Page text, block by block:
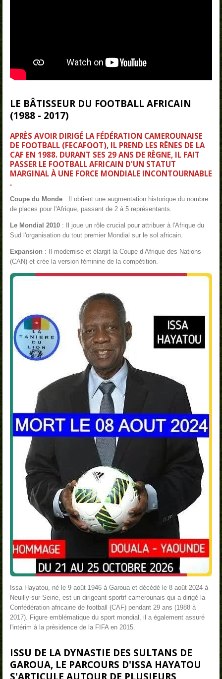
LE BÂTISSEUR DU FOOTBALL AFRICAIN
(1988 - 2017)
APRÈS AVOIR DIRIGÉ LA FÉDÉRATION CAMEROUNAISE
DE FOOTBALL (FECAFOOT), IL PREND LES RÊNES DE LA
CAF EN 1988. DURANT SES 29 ANS DE RÈGNE, IL FAIT
PASSER LE FOOTBALL AFRICAIN D'UN STATUT
MARGINAL À UNE FORCE MONDIALE INCONTOURNABLE
.
Coupe du Monde : Il obtient une augmentation historique du nombre
de places pour l'Afrique, passant de 2 à 5 représentants.
Le Mondial 2010 : Il joue un rôle crucial pour attribuer à l'Afrique du
Sud l'organisation du tout premier Mondial sur le sol africain.
Expansion : Il modernise et élargit la Coupe d’Afrique des Nations
(CAN) et crée la version féminine de la compétition.
Issa Hayatou, né le 9 août 1946 à Garoua et décédé le 8 août 2024 à
Neuilly-sur-Seine est un dirigeant sportif camerounais qui a dirigé la
Confédération africaine de football (CAF) pendant 29 ans (1988 à
2017) . Figure emblématique du sport mondial, il a également assuré
l'intérim à la présidence de la FIFA en 2015.
ISSU DE LA DYNASTIE DES SULTANS DE
GAROUA, LE PARCOURS D'ISSA HAYATOU